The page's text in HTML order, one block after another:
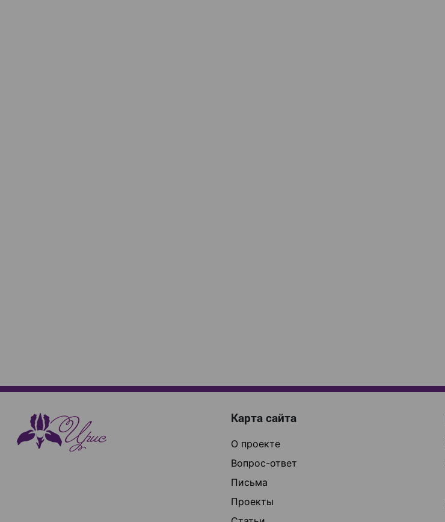
Карта сайта
О проекте
Вопрос-ответ
Письма
Проекты